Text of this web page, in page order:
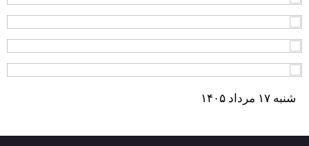
شنبه ۱۷ مرداد ۱۴۰۵